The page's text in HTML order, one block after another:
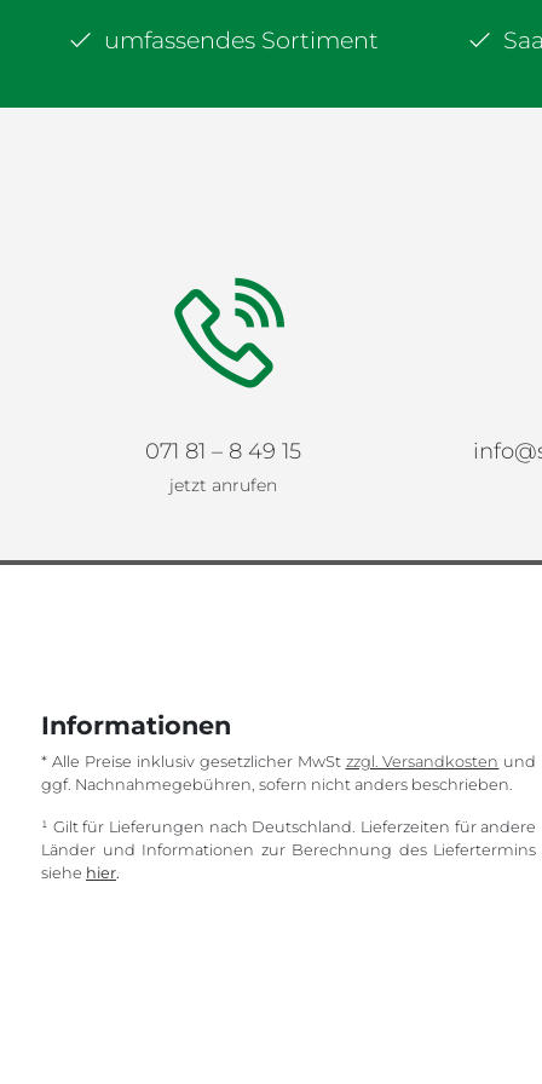
umfassendes Sortiment
071 81 – 8 49 15
jetzt anrufen
Informationen
* Alle Preise inklusiv gesetzlicher MwSt zzgl. Versandkosten und
ggf. Nachnahmegebühren, sofern nicht anders beschrieben.
¹ Gilt für Lieferungen nach Deutschland. Lieferzeiten für andere
Länder und Informationen zur Berechnung des Liefertermins
siehe hier.